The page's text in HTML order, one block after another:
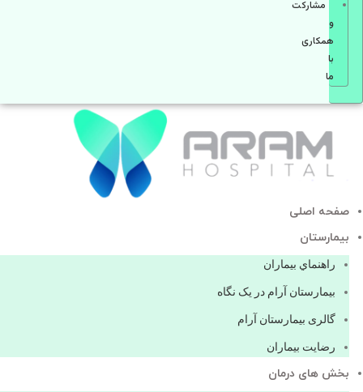
مشاركت
و
همكاری
با
ما
صفحه اصلی
بيمارستان
راهنماي بیماران
بیمارستان آرام در یک نگاه
گالری بیمارستان آرام
رضایت بیماران
بخش های درمان